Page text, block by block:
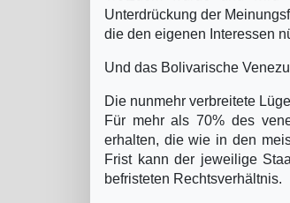
Unterdrückung der
die den eigenen Interessen
Und das Bolivarische
Die nunmehr verbreitete
Für mehr als 70% des
erhalten, die wie in den
Frist kann der jeweilige
befristeten Rechtsverhältnis.